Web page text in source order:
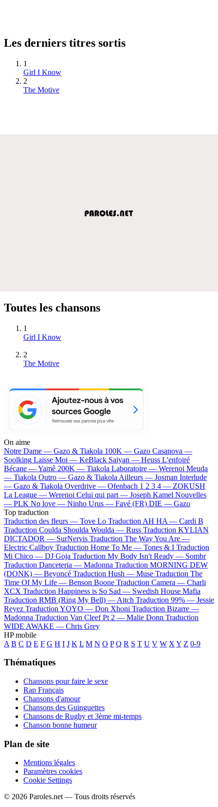
Les derniers titres sortis
1
Girl I Know
2
The Motive
Toutes les chansons
1
Girl I Know
2
The Motive
On aime
Notre Dame — Gazo & Tiakola 100K — Gazo Casanova —
Soolking Laisse Moi — KeBlack Saiyan — Heuss L'enfoiré
Bécane —Yamê 200K — Tiakola Laboratoire — Werenoi Meuda
— Tiakola Outro — Gazo & Tiakola Ailleurs — Josman Interlude
— Gazo & Tiakola Overdrive — Ofenbach 1 2 3 4 — ZOKUSH
La League — Werenoi Celui qui part — Joseph Kamel Nouvelles
— PLK No love — Ninho Urus — Favé (FR) DIE — Gazo
Top traduction
Traduction des fleurs — Tove Lo Traduction AH HA — Cardi B
Traduction Coulda Shoulda Woulda — Russ Traduction KYLIAN
DICTADOR — SurNervis Traduction The Way You Are —
Electric Callboy Traduction Home To Me — Tones & I Traduction
Mi Chico — DJ Goja Traduction My Body Isn't Ready — Sombr
Traduction Danceteria — Madonna Traduction MORNING DEW
(DONK) — Beyoncé Traduction Hush — Muse Traduction The
Time Of My Life — Benson Boone Traduction Camera — Charli
XCX Traduction Happiness is So Sad — Swedish House Mafia
Traduction RMB (Ring My Bell) — Aitch Traduction 99% — Jessie
Reyez Traduction YOYO — Don Xhoni Traduction Bizarre —
Madonna Traduction Van Cleef Pt 2 — Malie Donn Traduction
WIDE AWAKE — Chris Grey
HP mobile
A B C D E F G H I J K L M N O P Q R S T U V W X Y Z 0-9
Thématiques
Chansons pour faire le sexe
Rap Français
Chansons d'amour
Chansons des Guinguettes
Chansons de Rugby et 3ème mi-temps
Chanson bonne humeur
Plan de site
Mentions légales
Paramètres cookies
Cookie Settings
© 2026 Paroles.net — Tous droits réservés